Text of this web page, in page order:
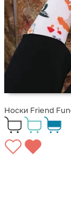
Носки Friend